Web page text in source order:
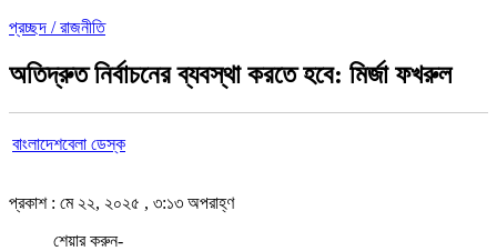
প্রচ্ছদ /রাজনীতি
অতিদ্রুত নির্বাচনের ব্যবস্থা করতে হবে: মির্জা ফখরুল
বাংলাদেশবেলা ডেস্ক
প্রকাশ : মে ২২, ২০২৫ , ৩:১৩ অপরাহ্ণ
শেয়ার করুন-